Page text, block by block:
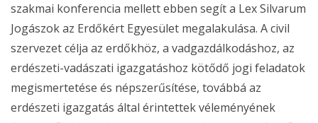
szakmai konferencia mellett ebben segít a Lex Silvarum
Jogászok az Erdőkért Egyesület megalakulása. A civil
szervezet célja az erdőkhöz, a vadgazdálkodáshoz, az
erdészeti-vadászati igazgatáshoz kötődő jogi feladatok
megismertetése és népszerűsítése, továbbá az
erdészeti igazgatás által érintettek véleményének